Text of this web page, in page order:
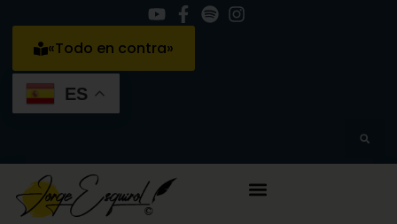
«Todo en contra»
ES